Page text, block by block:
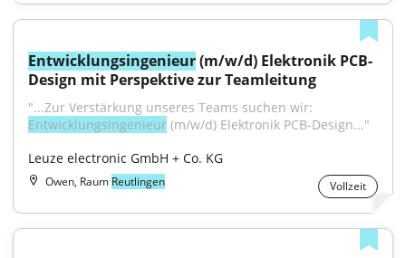
Entwicklungsingenieur (m/w/d) Elektronik PCB-
Design mit Perspektive zur Teamleitung
Entwicklungsingenieur (m/w/d) Elektronik PCB-Design..."
Leuze electronic GmbH + Co. KG
Owen, Raum Reutlingen Vollzeit